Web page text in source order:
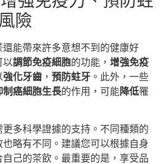
險
能帶來許多意想不到的健康好
以調節免疫細胞的功能， 增強免疫
強化牙齒 ， 預防蛀牙 。此外，一些
制癌細胞生長的作用，可能 降低罹
多科學證據的支持。不同種類的
略有不同。建議您可以根據自身
己的茶飲。最重要的是，享受品